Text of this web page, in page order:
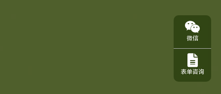
微信
表单咨询